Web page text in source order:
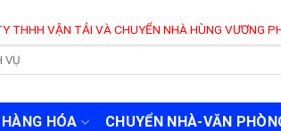
TẢI VÀ CHUYỂN NHÀ HÙNG VƯƠNG PHỤC VỤ 24/7
HÓA CHUYỂN NHÀ-VĂN